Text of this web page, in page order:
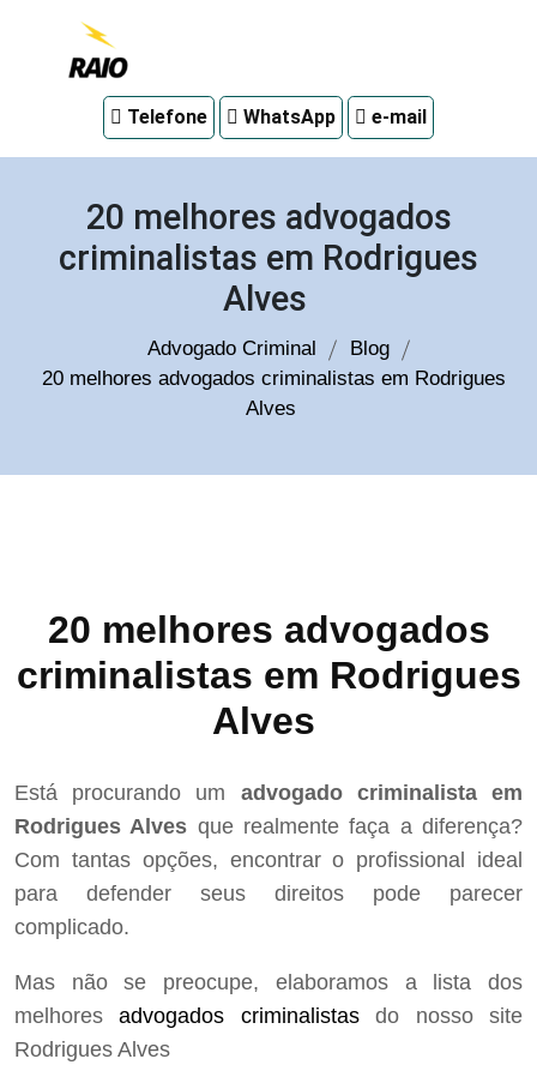
em
Telefone WhatsApp e-mail
20 melhores advogados
criminalistas em Rodrigues
Alves
Advogado Criminal
Blog
20 melhores advogados criminalistas em Rodrigues
Alves
20 melhores advogados
criminalistas em Rodrigues
Alves
Está procurando um advogado criminalista em
Rodrigues Alves que realmente faça a diferença?
Com tantas opções, encontrar o profissional ideal
para defender seus direitos pode parecer
complicado.
Mas não se preocupe, elaboramos a lista dos
melhoresadvogados criminalistasdo nosso site
Rodrigues Alves